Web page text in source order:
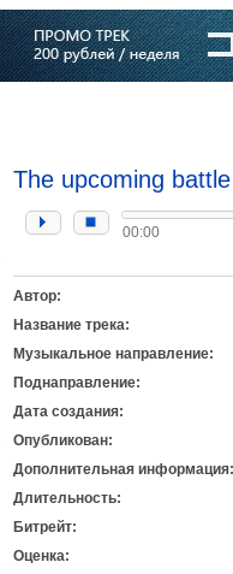
The upcoming battle
00:00
Автор:
Название трека:
Музыкальное направление:
Поднаправление:
Дата создания:
Опубликован:
Дополнительная информация:
Длительность:
Битрейт:
Оценка: